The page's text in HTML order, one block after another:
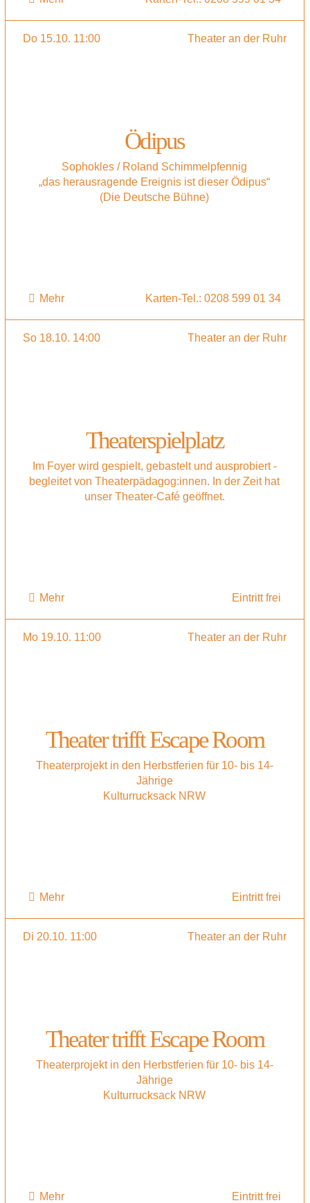
Do 15.10. 11:00 Theater an der Ruhr
Ödipus
Sophokles / Roland Schimmelpfennig
„das herausragende Ereignis ist dieser Ödipus“
(Die Deutsche Bühne)
Mehr Karten-Tel.: 0208 599 01 34
So 18.10. 14:00 Theater an der Ruhr
Theaterspielplatz
Im Foyer wird gespielt, gebastelt und ausprobiert -
begleitet von Theaterpädagog:innen. In der Zeit hat
unser Theater-Café geöffnet.
Mehr Eintritt frei
Mo 19.10. 11:00 Theater an der Ruhr
Theater trifft Escape Room
Theaterprojekt in den Herbstferien für 10- bis 14-
Jährige
Kulturrucksack NRW
Mehr Eintritt frei
Di 20.10. 11:00 Theater an der Ruhr
Theater trifft Escape Room
Theaterprojekt in den Herbstferien für 10- bis 14-
Jährige
Kulturrucksack NRW
Mehr Eintritt frei